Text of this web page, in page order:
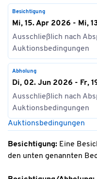
Besichtigung
Mi, 15. Apr 2026 - Mi,
Ausschließlich nach
Auktionsbedingungen
Abholung
Di, 02. Jun 2026 - Fr,
Ausschließlich nach
Auktionsbedingungen
Auktionsbedingungen
Besichtigung: Eine
den unten genannten